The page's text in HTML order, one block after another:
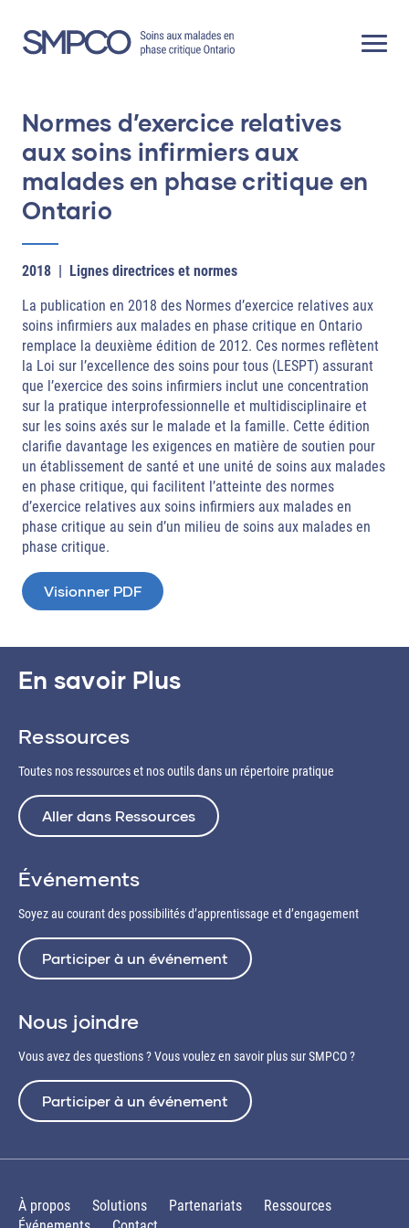
content
Normes d’exercice relatives
aux soins infirmiers aux
malades en phase critique en
Ontario
2018 | Lignes directrices et normes
La publication en 2018 des Normes d’exercice relatives aux
soins infirmiers aux malades en phase critique en Ontario
remplace la deuxième édition de 2012. Ces normes reflètent
la Loi sur l’excellence des soins pour tous (LESPT) assurant
que l’exercice des soins infirmiers inclut une concentration
sur la pratique interprofessionnelle et multidisciplinaire et
sur les soins axés sur le malade et la famille. Cette édition
clarifie davantage les exigences en matière de soutien pour
un établissement de santé et une unité de soins aux malades
en phase critique, qui facilitent l’atteinte des normes
d’exercice relatives aux soins infirmiers aux malades en
phase critique au sein d’un milieu de soins aux malades en
phase critique.
Visionner PDF
En savoir Plus
Ressources
Toutes nos ressources et nos outils dans un répertoire pratique
Aller dans Ressources
Événements
Soyez au courant des possibilités d’apprentissage et d’engagement
Participer à un événement
Nous joindre
Vous avez des questions ? Vous voulez en savoir plus sur SMPCO ?
Participer à un événement
À propos Solutions Partenariats
Ressources